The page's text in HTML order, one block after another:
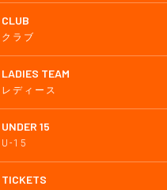
CLUB
クラブ
LADIES TEAM
レディース
UNDER 15
U-15
TICKETS